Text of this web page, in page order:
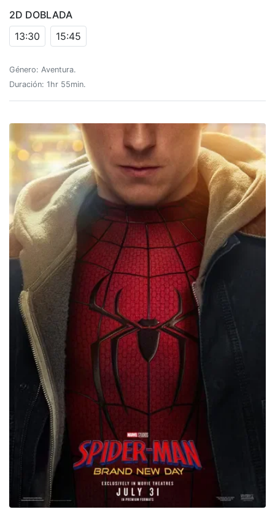
2D DOBLADA
13:30
15:45
Género: Aventura.
Duración: 1hr 55min.